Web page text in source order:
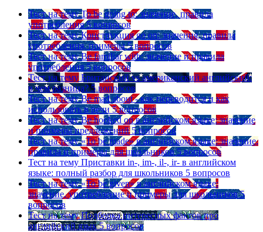
Тест на тему To be going to: значение, правила
употребления 5 вопросов
Тест на тему Конструкция go on: значения, правила
употребления, примеры 5 вопросов
Тест на тему Be familiar with: значение и правила
употребления 5 вопросов
Тест на тему Британский vs американский английский:
в чем разница? 5 вопросов
Тест на тему Be mad about - как переводится и как
использовать в речи 5 вопросов
Тест на тему Be hooked on в английском языке: значение
и примеры предложений 5 вопросов
Тест на тему «To be made» в английском языке: значение,
правила и примеры для школьников 5 вопросов
Тест на тему Приставки in-, im-, il-, ir- в английском
языке: полный разбор для школьников 5 вопросов
Тест на тему «To be given» в английском языке:
значение, употребление и примеры для школьников 5
вопросов
Тест на тему Подборка интересных фактов про
английский язык 5 вопросов